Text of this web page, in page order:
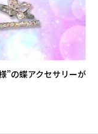
”の蝶アクセサリーが